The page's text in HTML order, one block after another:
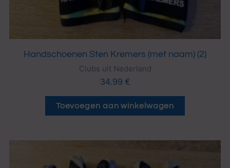
Handschoenen Sten Kremers (met naam) (2)
Clubs uit Nederland
34.99 €
Toevoegen aan winkelwagen